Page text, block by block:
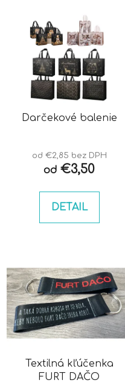
Darčekové balenie
od €2,85 bez DPH
od €3,50
DETAIL
Textilná kľúčenka
FURT DAČO